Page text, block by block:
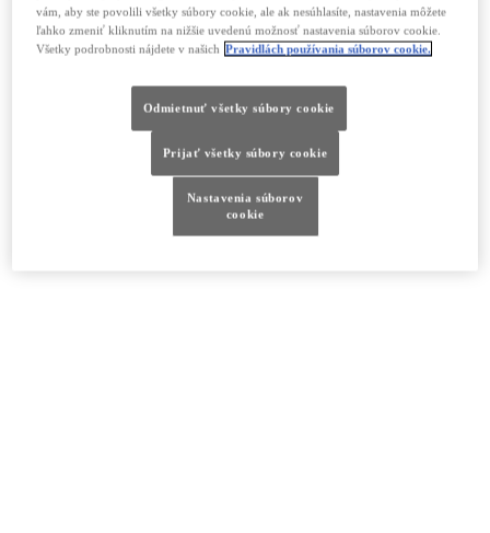
vám, aby ste povolili všetky súbory cookie, ale ak nesúhlasíte, nastavenia môžete
ľahko zmeniť kliknutím na nižšie uvedenú možnosť nastavenia súborov cookie.
Všetky podrobnosti nájdete v našich Pravidlách používania súborov cookie.
Odmietnuť všetky súbory cookie
Prijať všetky súbory cookie
Nastavenia súborov
cookie